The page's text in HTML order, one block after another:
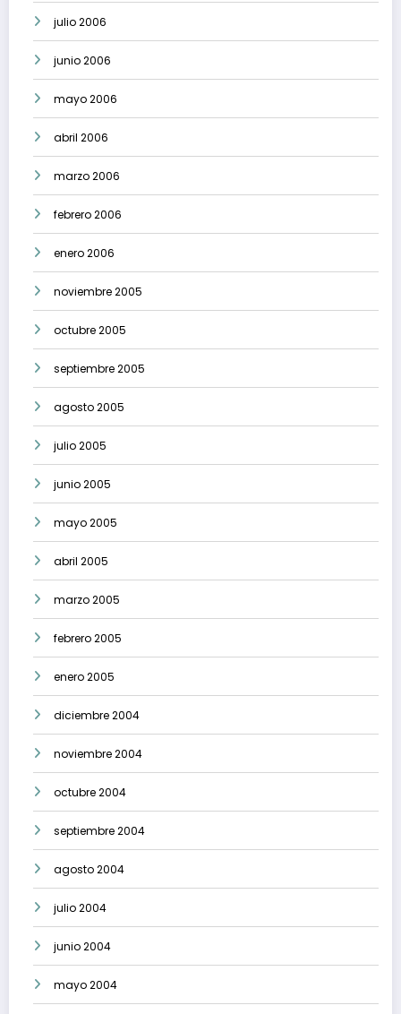
julio 2006
junio 2006
mayo 2006
abril 2006
marzo 2006
febrero 2006
enero 2006
noviembre 2005
octubre 2005
septiembre 2005
agosto 2005
julio 2005
junio 2005
mayo 2005
abril 2005
marzo 2005
febrero 2005
enero 2005
diciembre 2004
noviembre 2004
octubre 2004
septiembre 2004
agosto 2004
julio 2004
junio 2004
mayo 2004